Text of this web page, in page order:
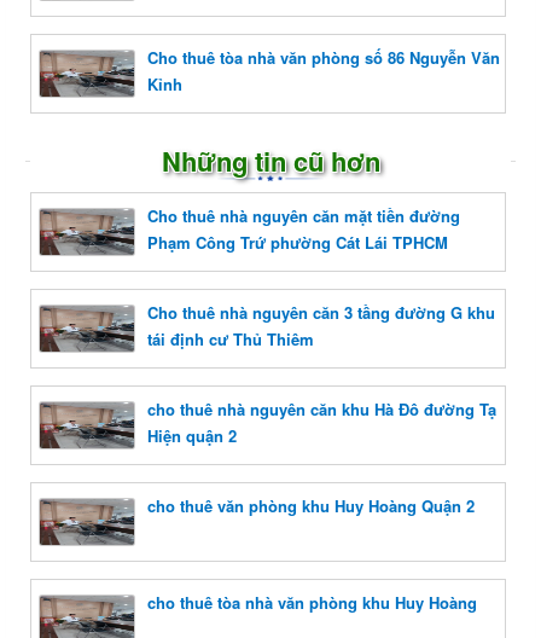
Cho thuê tòa nhà văn phòng số 86 Nguyễn Văn
Kỉnh
Những tin cũ hơn
Cho thuê nhà nguyên căn mặt tiền đường
Phạm Công Trứ phường Cát Lái TPHCM
Cho thuê nhà nguyên căn 3 tầng đường G khu
tái định cư Thủ Thiêm
cho thuê nhà nguyên căn khu Hà Đô đường Tạ
Hiện quận 2
cho thuê văn phòng khu Huy Hoàng Quận 2
cho thuê tòa nhà văn phòng khu Huy Hoàng